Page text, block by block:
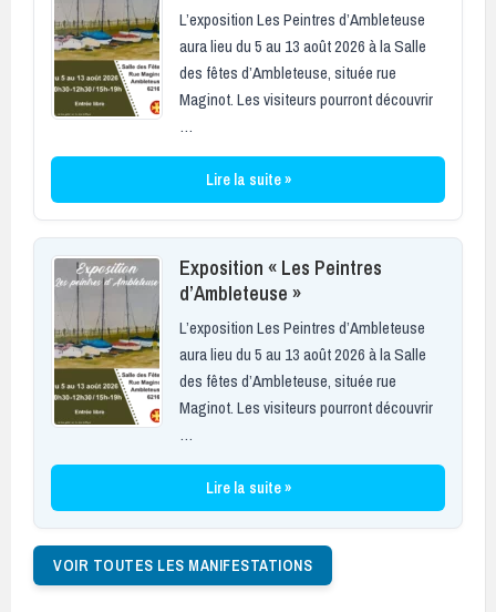
L’exposition Les Peintres d’Ambleteuse
aura lieu du 5 au 13 août 2026 à la Salle
des fêtes d’Ambleteuse, située rue
Maginot. Les visiteurs pourront découvrir
…
Lire la suite »
Exposition « Les Peintres
d’Ambleteuse »
L’exposition Les Peintres d’Ambleteuse
aura lieu du 5 au 13 août 2026 à la Salle
des fêtes d’Ambleteuse, située rue
Maginot. Les visiteurs pourront découvrir
…
Lire la suite »
VOIR TOUTES LES MANIFESTATIONS